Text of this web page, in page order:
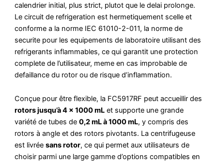
calendrier initial, plus strict, plutot que le delai prolonge.
Le circuit de refrigeration est hermetiquement scelle et
conforme a la norme IEC 61010-2-011, la norme de
securite pour les equipements de laboratoire utilisant des
refrigerants inflammables, ce qui garantit une protection
complete de l’utilisateur, meme en cas improbable de
defaillance du rotor ou de risque d’inflammation.
Conçue pour être flexible, la FC5917RF peut accueillir des
rotors jusqu’à 4 × 1000 mL et supporte une grande
variété de tubes de 0,2 mL à 1000 mL, y compris des
rotors à angle et des rotors pivotants. La centrifugeuse
est livrée sans rotor, ce qui permet aux utilisateurs de
choisir parmi une large gamme d’options compatibles en